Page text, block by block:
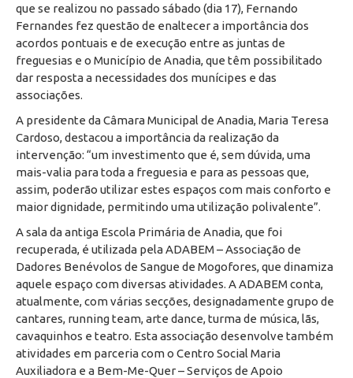
que se realizou no passado sábado (dia 17), Fernando
Fernandes fez questão de enaltecer a importância dos
acordos pontuais e de execução entre as juntas de
freguesias e o Município de Anadia, que têm possibilitado
dar resposta a necessidades dos munícipes e das
associações.
A presidente da Câmara Municipal de Anadia, Maria Teresa
Cardoso, destacou a importância da realização da
intervenção: “um investimento que é, sem dúvida, uma
mais-valia para toda a freguesia e para as pessoas que,
assim, poderão utilizar estes espaços com mais conforto e
maior dignidade, permitindo uma utilização polivalente”.
A sala da antiga Escola Primária de Anadia, que foi
recuperada, é utilizada pela ADABEM – Associação de
Dadores Benévolos de Sangue de Mogofores, que dinamiza
aquele espaço com diversas atividades. A ADABEM conta,
atualmente, com várias secções, designadamente grupo de
cantares, running team, arte dance, turma de música, lãs,
cavaquinhos e teatro. Esta associação desenvolve também
atividades em parceria com o Centro Social Maria
Auxiliadora e a Bem-Me-Quer – Serviços de Apoio